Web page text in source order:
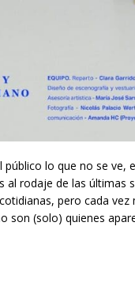
público lo que no se ve,
al rodaje de las últimas
cotidianas, pero cada vez
son (solo) quienes